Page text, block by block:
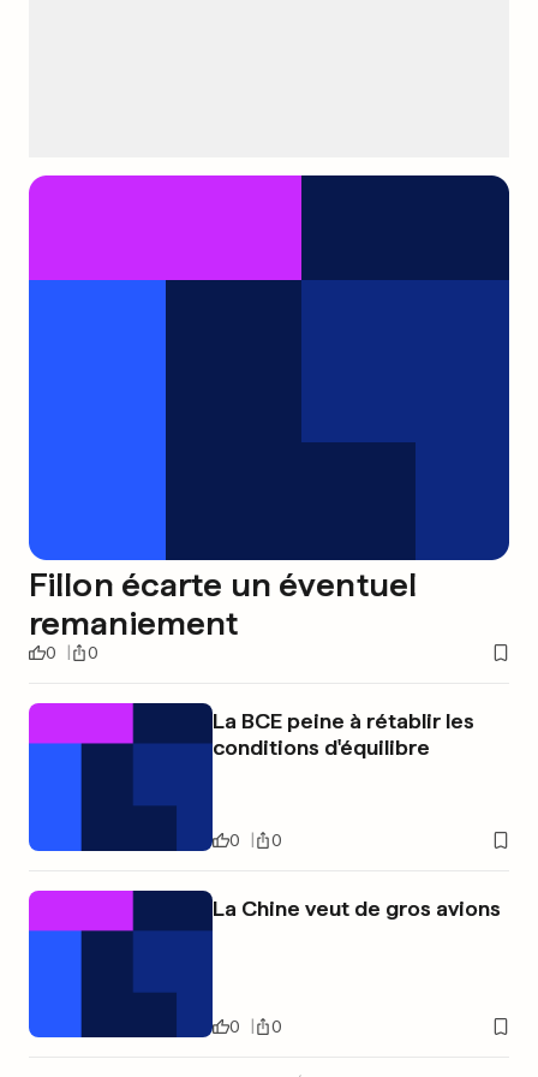
Fillon écarte un éventuel
remaniement
0 0
La BCE peine à rétablir les
conditions d'équilibre
0 0
La Chine veut de gros avions
0 0